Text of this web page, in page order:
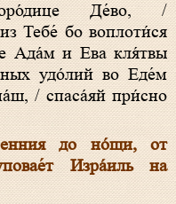
Тебе́ бо воплоти́ся
Ада́м и Ева кля́твы
удо́лий во Еде́м
/ спаса́яй при́сно
до но́щи, от
Изра́иль на